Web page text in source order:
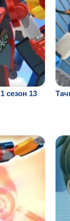
сезон 13